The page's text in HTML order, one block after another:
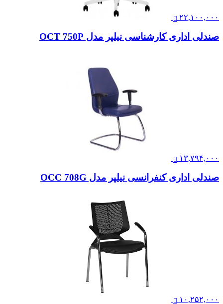
۲۲,۱۰۰,۰۰۰
صندلی اداری کارشناسی نیلپر مدل OCT 750P
۱۳,۷۹۴,۰۰۰
صندلی اداری کنفرانسی نیلپر مدل OCC 708G
۱۰,۲۵۲,۰۰۰